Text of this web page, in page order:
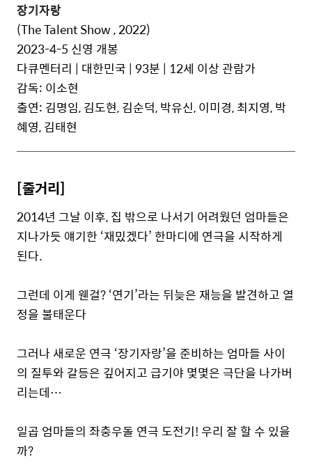
장기자랑
(The Talent Show , 2022)
2023-4-5 신영 개봉
다큐멘터리 | 대한민국 | 93분 | 12세 이상 관람가
감독: 이소현
출연: 김명임, 김도현, 김순덕, 박유신, 이미경, 최지영, 박
혜영, 김태현
[줄거리]
2014년 그날 이후, 집 밖으로 나서기 어려웠던 엄마들은
지나가듯 얘기한 ‘재밌겠다’ 한마디에 연극을 시작하게
된다.
그런데 이게 웬걸? ‘연기’라는 뒤늦은 재능을 발견하고 열
정을 불태운다
그러나 새로운 연극 ‘장기자랑’을 준비하는 엄마들 사이
의 질투와 갈등은 깊어지고 급기야 몇몇은 극단을 나가버
리는데…
일곱 엄마들의 좌충우돌 연극 도전기! 우리 잘 할 수 있을
까?